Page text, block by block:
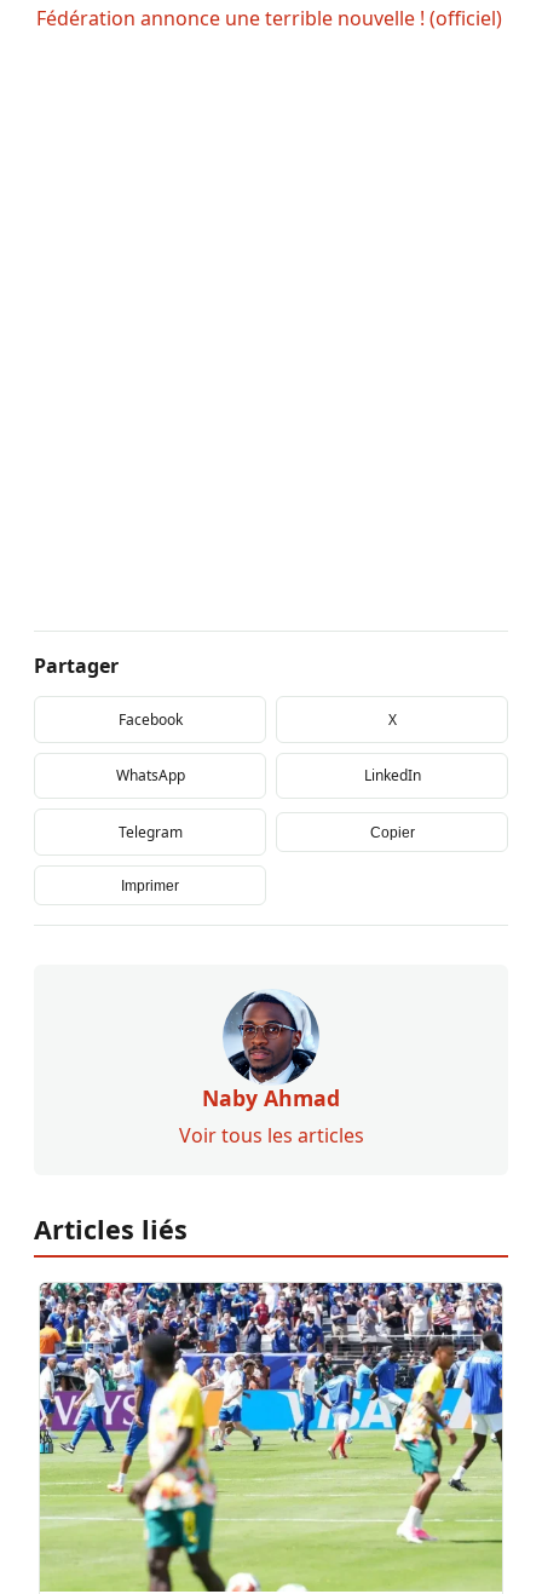
Fédération annonce une terrible nouvelle ! (officiel)
Partager
Facebook X
WhatsApp LinkedIn
Telegram Copier
Imprimer
Naby Ahmad
Voir tous les articles
Articles liés